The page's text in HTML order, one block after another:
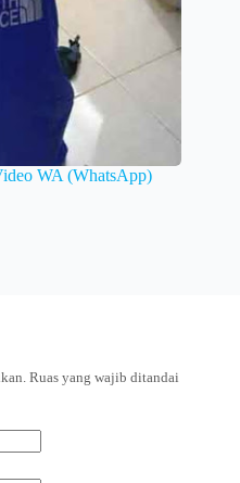
WA (WhatsApp)
Ruas yang wajib ditandai